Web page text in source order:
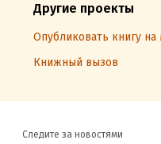
Другие проекты
Опубликовать книгу
Книжный вызов
Следите за новостями